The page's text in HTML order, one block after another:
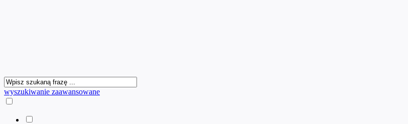
wyszukiwanie zaawansowane